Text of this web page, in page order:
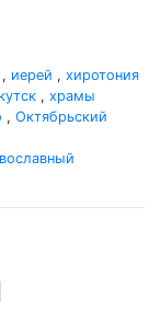
, иерей , хиротония
, храмы
, Октябрьский